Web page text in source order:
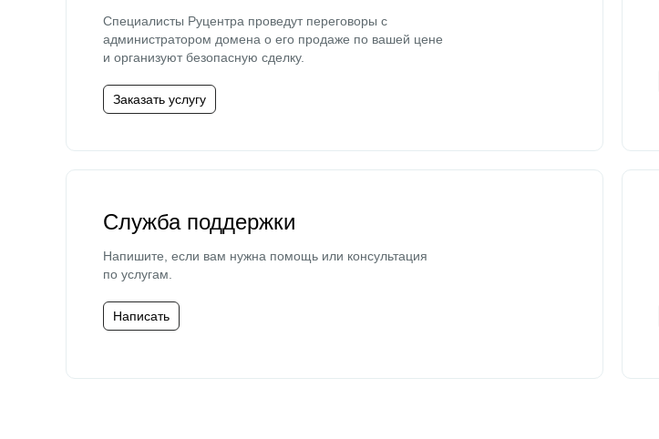
Специалисты Руцентра проведут переговоры с
администратором домена о его продаже по вашей цене
и организуют безопасную сделку.
Заказать услугу
Служба поддержки
Напишите, если вам нужна помощь или консультация
по услугам.
Написать